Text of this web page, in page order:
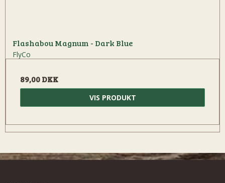
Flashabou Magnum - Dark Blue
FlyCo
89,00 DKK
VIS PRODUKT